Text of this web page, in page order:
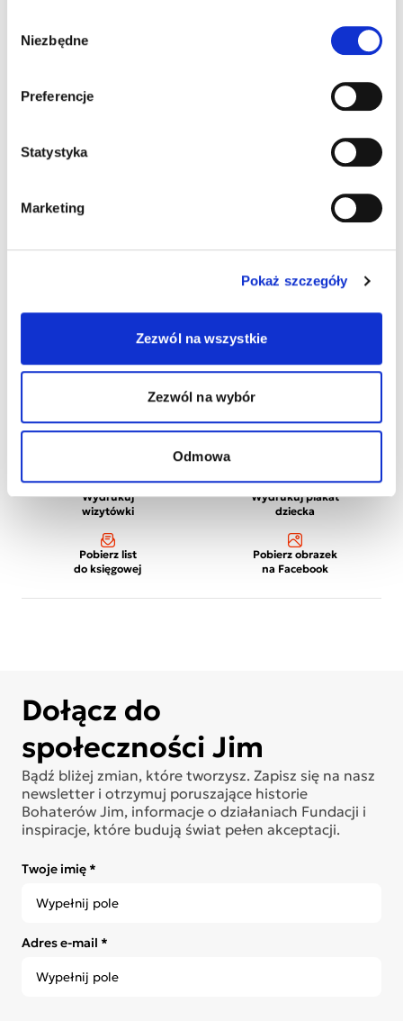
zgody
Niezbędne
Preferencje
Statystyka
Marketing
Pokaż szczegóły
Zezwól na wszystkie
Zezwól na wybór
Odmowa
Wydrukuj
wizytówki
Wydrukuj plakat
dziecka
Pobierz list
do księgowej
Pobierz obrazek
na Facebook
Dołącz do
społeczności Jim
Bądź bliżej zmian, które tworzysz. Zapisz się na nasz
newsletter i otrzymuj poruszające historie
Bohaterów Jim, informacje o działaniach Fundacji i
inspiracje, które budują świat pełen akceptacji.
Twoje imię *
Adres e-mail *